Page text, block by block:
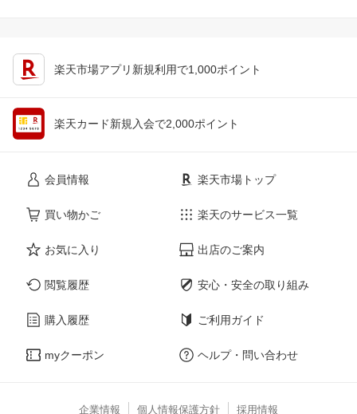
楽天市場アプリ新規利用で1,000ポイント
楽天カード新規入会で2,000ポイント
会員情報
買い物かご
お気に入り
閲覧履歴
購入履歴
myクーポン
楽天市場トップ
楽天のサービス一覧
出店のご案内
安心・安全の取り組み
ご利用ガイド
ヘルプ・問い合わせ
企業情報 個人情報保護方針 採用情報